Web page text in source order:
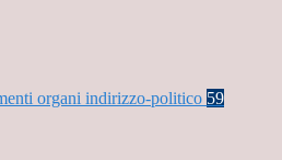
organi indirizzo-politico 59